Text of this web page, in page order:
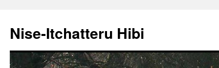
Nise-Itchatteru Hibi